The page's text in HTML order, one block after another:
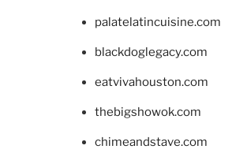
palatelatincuisine.com
blackdoglegacy.com
eatvivahouston.com
thebigshowok.com
chimeandstave.com